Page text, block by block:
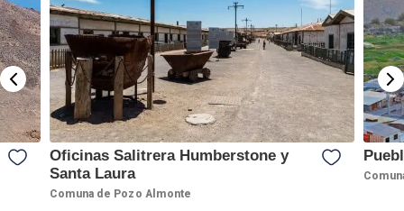
Oficinas Salitrera Humberstone y
Santa Laura
Comuna de Pozo Almonte